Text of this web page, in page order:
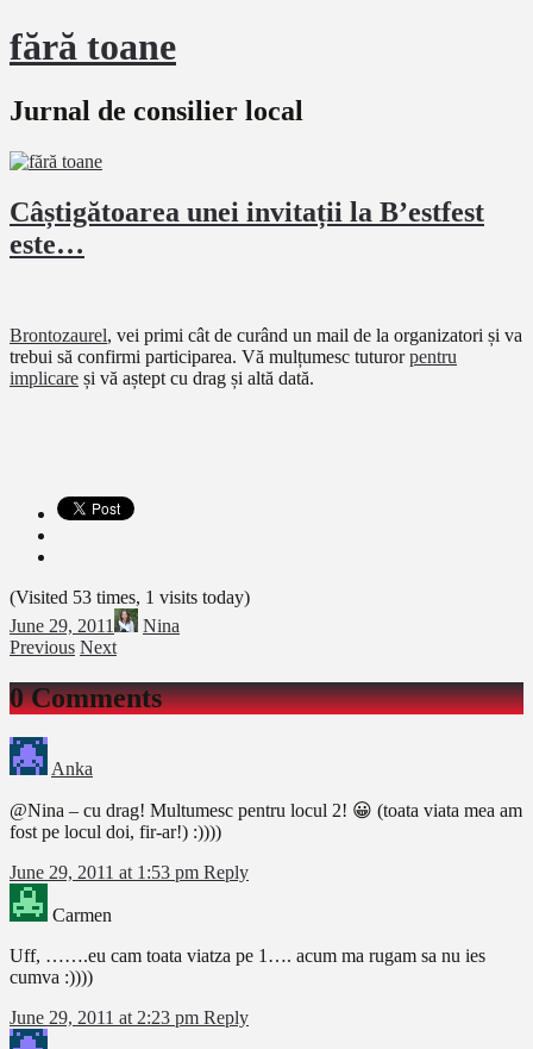
fără toane
Jurnal de consilier local
Câștigătoarea unei invitații la B’estfest
este…
Brontozaurel, vei primi cât de curând un mail de la organizatori și va
trebui să confirmi participarea. Vă mulțumesc tuturorpentru
implicare și vă aștept cu drag și altă dată.
(Visited 53 times, 1 visits today)
June 29, 2011
Nina
Previous Next
0 Comments
Anka
@Nina – cu drag! Multumesc pentru locul 2! 😀 (toata viata mea am
fost pe locul doi, fir-ar!) :))))
June 29, 2011 at 1:53 pm Reply
Carmen
Uff, …….eu cam toata viatza pe 1…. acum ma rugam sa nu ies
cumva :))))
June 29, 2011 at 2:23 pm Reply